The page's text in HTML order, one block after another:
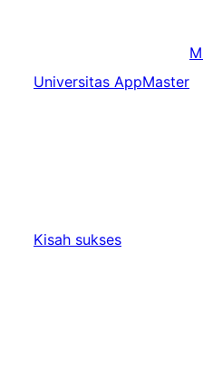
Universitas AppMaster
Kisah sukses